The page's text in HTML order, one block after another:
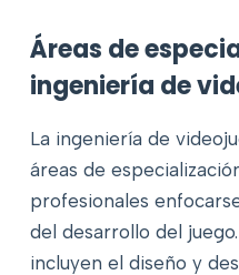
Áreas de
ingeniería de
La ingeniería de
áreas de
profesionales
del desarrollo del
incluyen el diseño y